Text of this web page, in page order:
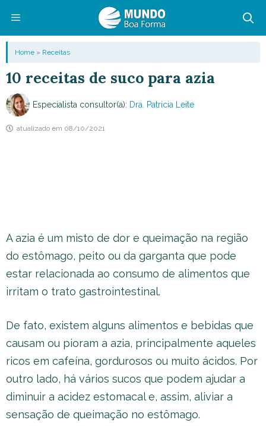
conteúdo
Menu
Home » Receitas
10 receitas de suco para azia
Especialista consultor(a): Dra. Patricia Leite
atualizado em 08/10/2021
A azia é um misto de dor e queimação na região
do estômago, peito ou da garganta que pode
estar relacionada ao consumo de alimentos que
irritam o trato gastrointestinal.
De fato, existem alguns alimentos e bebidas que
causam ou pioram a azia, principalmente aqueles
ricos em cafeína, gordurosos ou muito ácidos. Por
outro lado, há vários sucos que podem ajudar a
diminuir a acidez estomacal e, assim, aliviar a
sensação de queimação no estômago.